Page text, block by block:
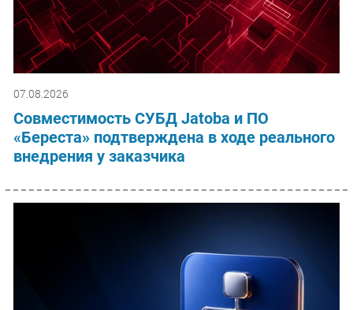
07.08.2026
Совместимость СУБД Jatoba и ПО
«Береста» подтверждена в ходе реального
внедрения у заказчика